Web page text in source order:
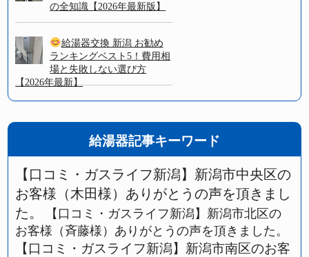
の全知識【2026年最新版】
給湯器交換 新潟 お勧め
ランキングベスト5！費用相
場と失敗しない選び方
【2026年最新】
給湯器記事キーワード
【口コミ・ガスライフ新潟】新潟市中央区の
お客様（木田様）ありがとうの声を頂きまし
た。
【口コミ・ガスライフ新潟】新潟市北区の
お客様（斉藤様）ありがとうの声を頂きました。
【口コミ・ガスライフ新潟】新潟市南区のお客